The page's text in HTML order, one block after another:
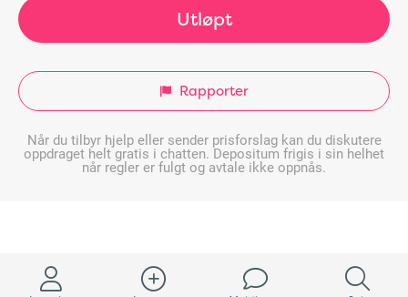
Utløpt
Rapporter
Når du tilbyr hjelp eller sender prisforslag kan du diskutere
oppdraget helt gratis i chatten. Depositum frigis i sin helhet
når regler er fulgt og avtale ikke oppnås.